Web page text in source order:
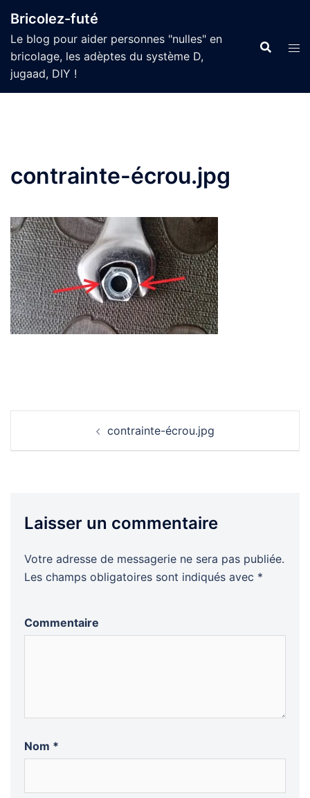
au
contenu
Bricolez-futé
Le blog pour aider personnes "nulles" en
bricolage, les adèptes du système D,
jugaad, DIY !
contrainte-écrou.jpg
contrainte-écrou.jpg
Laisser un commentaire
Votre adresse de messagerie ne sera pas publiée.
Les champs obligatoires sont indiqués avec *
Commentaire
Nom *